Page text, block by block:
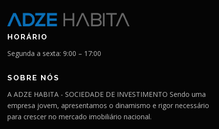
HORÁRIO
Segunda a sexta: 9:00 – 17:00
SOBRE NÓS
A ADZE HABITA - SOCIEDADE DE INVESTIMENTO Sendo uma
empresa jovem, apresentamos o dinamismo e rigor necessário
para crescer no mercado imobiliário nacional.